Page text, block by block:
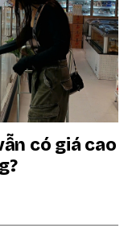
có giá cao